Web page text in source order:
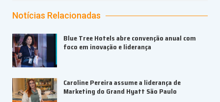
Notícias Relacionadas
Blue Tree Hotels abre convenção anual com
foco em inovação e liderança
Caroline Pereira assume a liderança de
Marketing do Grand Hyatt São Paulo